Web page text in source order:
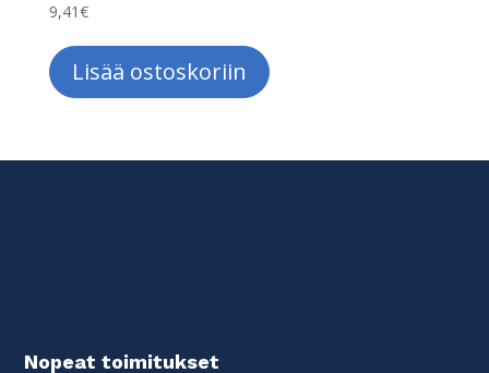
9,41€
Lisää ostoskoriin
Nopeat toimitukset